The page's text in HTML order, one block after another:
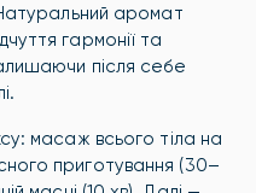
аромат
гармонії та
після себе
масаж всього тіла на
приготування (30–